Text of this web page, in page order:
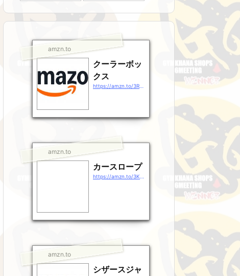
amzn.to
クーラーボッ
クス
amzn.to
カースロープ
amzn.to
シザースジャ